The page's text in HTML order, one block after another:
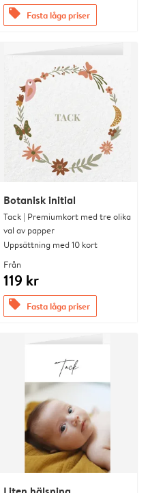
offers Fasta låga priser
Botanisk initial
Tack | Premiumkort med tre olika
val av papper
Uppsättning med 10 kort
Från
119 kr
offers Fasta låga priser